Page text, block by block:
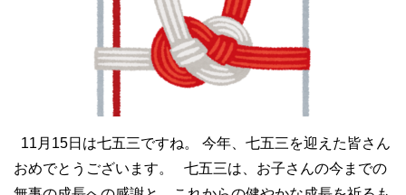
11月15日は七五三ですね。 今年、七五三を迎えた皆さん
おめでとうございます。 七五三は、お子さんの今までの